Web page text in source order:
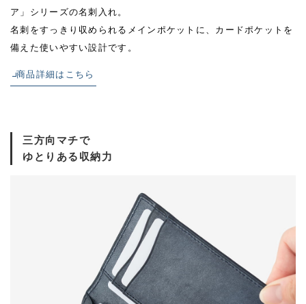
ア」シリーズの名刺入れ。
名刺をすっきり収められるメインポケットに、カードポケットを
備えた使いやすい設計です。
商品詳細はこちら
三方向マチで
ゆとりある収納力